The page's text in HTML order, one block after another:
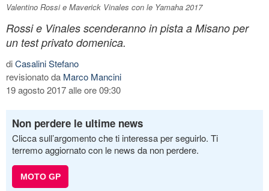
Valentino Rossi e Maverick Vinales con le Yamaha 2017
Rossi e Vinales scenderanno in pista a Misano per
un test privato domenica.
diCasalini Stefano
revisionato da Marco Mancini
19 agosto 2017 alle ore 09:30
Non perdere le ultime news
Clicca sull’argomento che ti interessa per seguirlo. Ti
terremo aggiornato con le news da non perdere.
MOTO GP